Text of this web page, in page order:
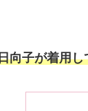
向子が着用